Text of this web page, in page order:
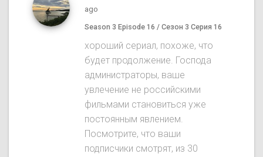
ago
Season 3 Episode 16 / Сезон 3 Серия 16
хороший сериал, похоже, что
будет продолжение. Господа
администраторы, ваше
увлечение не российскими
фильмами становиться уже
постоянным явлением.
Посмотрите, что ваши
подписчики смотрят, из 30